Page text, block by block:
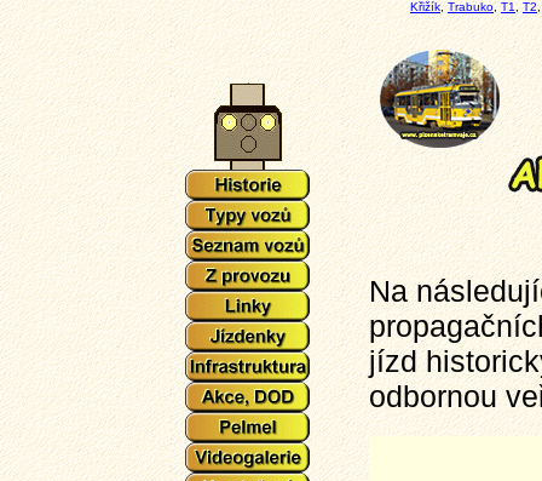
Křižík,Trabuko,T1,T2
Na
jízd
odbornou